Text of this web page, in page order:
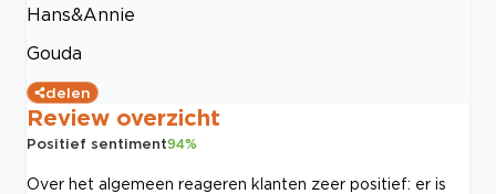
Hans&Annie
Gouda
delen
Review overzicht
Positief sentiment94%
Over het algemeen reageren klanten zeer positief: er is